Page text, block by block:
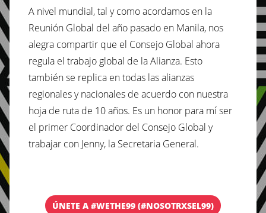
A nivel mundial, tal y como acordamos en la
Reunión Global del año pasado en Manila, nos
alegra compartir que el Consejo Global ahora
regula el trabajo global de la Alianza. Esto
también se replica en todas las alianzas
regionales y nacionales de acuerdo con nuestra
hoja de ruta de 10 años. Es un honor para mí ser
el primer Coordinador del Consejo Global y
trabajar con Jenny, la Secretaria General.
ÚNETE A #WETHE99 (#NOSOTRXSEL99)